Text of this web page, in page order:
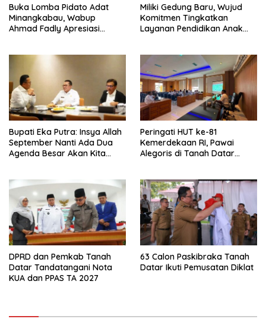
Buka Lomba Pidato Adat
Minangkabau, Wabup
Ahmad Fadly Apresiasi
Miliki Gedung Baru, Wujud
Komitmen Tingkatkan
Layanan Pendidikan Anak
Bupati Eka Putra: Insya Allah
September Nanti Ada Dua
Agenda Besar Akan Kita
Peringati HUT ke-81
Kemerdekaan RI, Pawai
Alegoris di Tanah Datar
DPRD dan Pemkab Tanah
Datar Tandatangani Nota
KUA dan PPAS TA 2027
63 Calon Paskibraka Tanah
Datar Ikuti Pemusatan Diklat